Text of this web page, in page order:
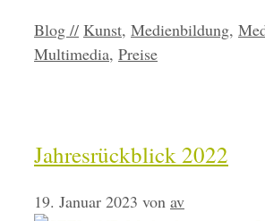
Kategorien
Blog // Schlagwörter
Kunst, Medienbildung,
Multimedia, Preise
Jahresrückblick 2022
19. Januar 2023 von av